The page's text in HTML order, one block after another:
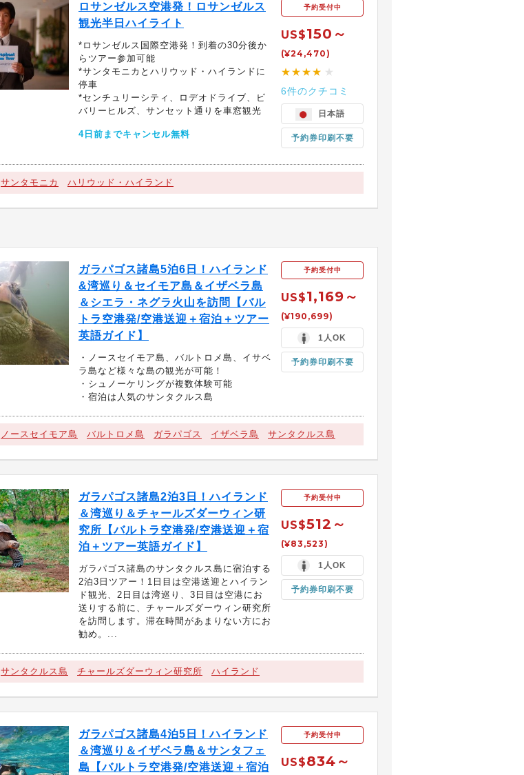
ロサンゼルス空港発！ロサンゼルス
観光半日ハイライト
*ロサンゼルス国際空港発！到着の30分後か
らツアー参加可能
*サンタモニカとハリウッド・ハイランドに
停車
*センチュリーシティ、ロデオドライブ、ビ
バリーヒルズ、サンセット通りを車窓観光
4日前までキャンセル無料
予約受付中
US$150～
(¥24,470)
★★★★ ★
6件のクチコミ
日本語
予約券印刷不要
サンタモニカ ハリウッド・ハイランド
ガラパゴス諸島5泊6日！ハイランド
&湾巡り＆セイモア島＆イザベラ島
＆シエラ・ネグラ火山を訪問【バル
トラ空港発/空港送迎＋宿泊＋ツアー
英語ガイド】
・ノースセイモア島、バルトロメ島、イサベ
ラ島など様々な島の観光が可能！
・シュノーケリングが複数体験可能
・宿泊は人気のサンタクルス島
予約受付中
US$1,169～
(¥190,699)
1人OK
予約券印刷不要
ノースセイモア島 バルトロメ島 ガラパゴス イザベラ島 サンタクルス島
ガラパゴス諸島2泊3日！ハイランド
＆湾巡り＆チャールズダーウィン研
究所【バルトラ空港発/空港送迎＋宿
泊＋ツアー英語ガイド】
ガラパゴス諸島のサンタクルス島に宿泊する
2泊3日ツアー！1日目は空港送迎とハイラン
ド観光、2日目は湾巡り、3日目は空港にお
送りする前に、チャールズダーウィン研究所
を訪問します。滞在時間があまりない方にお
勧め。...
予約受付中
US$512～
(¥83,523)
1人OK
予約券印刷不要
サンタクルス島 チャールズダーウィン研究所 ハイランド
ガラパゴス諸島4泊5日！ハイランド
＆湾巡り＆イザベラ島＆サンタフェ
島【バルトラ空港発/空港送迎＋宿泊
予約受付中
US$834～